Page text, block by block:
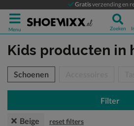
Gratisverzending en
Menu Zoeken
Kids producten in
over
Schoenen
Filter
Beige reset filters